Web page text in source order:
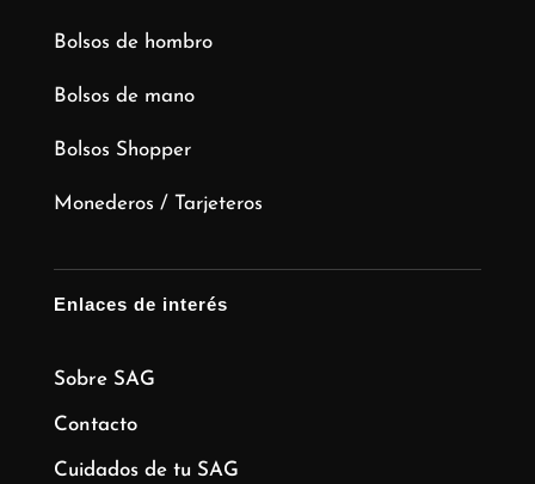
Bolsos de hombro
Bolsos de mano
Bolsos Shopper
Monederos / Tarjeteros
Enlaces de interés
Sobre SAG
Contacto
Cuidados de tu SAG